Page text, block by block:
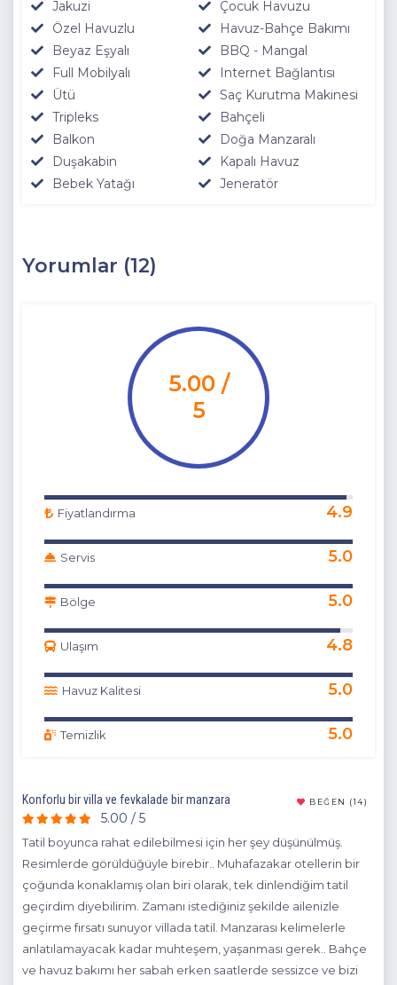
Jakuzi
Çocuk Havuzu
Özel Havuzlu
Havuz-Bahçe Bakımı
Beyaz Eşyalı
BBQ - Mangal
Full Mobilyalı
Internet Bağlantısı
Ütü
Saç Kurutma Makinesi
Tripleks
Bahçeli
Balkon
Doğa Manzaralı
Duşakabin
Kapalı Havuz
Bebek Yatağı
Jeneratör
Yorumlar (12)
5.00 /
5
Fiyatlandırma 4.9
Servis 5.0
Bölge 5.0
Ulaşım 4.8
Havuz Kalitesi 5.0
Temizlik 5.0
Konforlu bir villa ve fevkalade bir manzara BEĞEN (14)
5.00 / 5
Tatil boyunca rahat edilebilmesi için her şey düşünülmüş.
Resimlerde görüldüğüyle birebir.. Muhafazakar otellerin bir
çoğunda konaklamış olan biri olarak, tek dinlendiğim tatil
geçirdim diyebilirim. Zamanı istediğiniz şekilde ailenizle
geçirme fırsatı sunuyor villada tatil. Manzarası kelimelerle
anlatılamayacak kadar muhteşem, yaşanması gerek.. Bahçe
ve havuz bakımı her sabah erken saatlerde sessizce ve bizi